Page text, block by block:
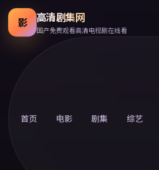
影 高清剧集网
国产免费观看高清电视剧在线看
首页 电影 剧集 综艺